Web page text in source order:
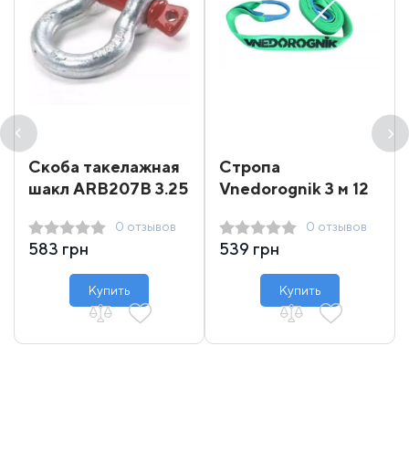
Скоба такелажная
шакл ARB207B 3.25
0 отзывов
583 грн
Купить
Стропа
Vnedorognik 3 м 12
0 отзывов
539 грн
Купить